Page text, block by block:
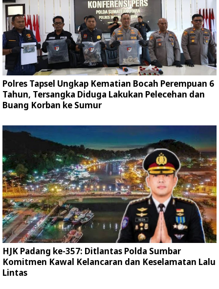
Polres Tapsel Ungkap Kematian Bocah Perempuan 6
Tahun, Tersangka Diduga Lakukan Pelecehan dan
Buang Korban ke Sumur
HJK Padang ke-357: Ditlantas Polda Sumbar
Komitmen Kawal Kelancaran dan Keselamatan Lalu
Lintas